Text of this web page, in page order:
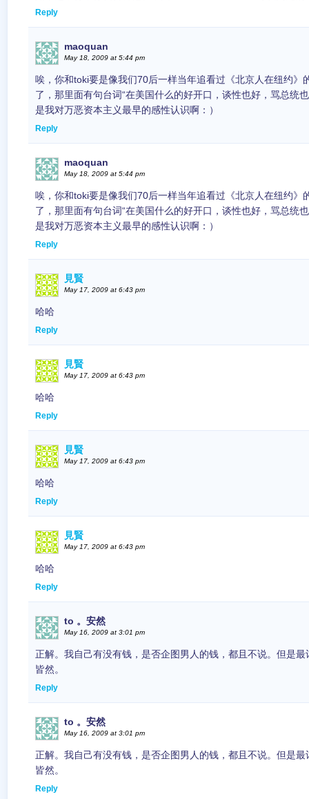
Reply
maoquan
May 18, 2009 at 5:44 pm
唉，你和toki要是像我们70后一样当年追看过《北京人在纽约》
了，那里面有句台词“在美国什么的好开口，谈性也好，骂总统
是我对万恶资本主义最早的感性认识啊：）
Reply
maoquan
May 18, 2009 at 5:44 pm
唉，你和toki要是像我们70后一样当年追看过《北京人在纽约》
了，那里面有句台词“在美国什么的好开口，谈性也好，骂总统
是我对万恶资本主义最早的感性认识啊：）
Reply
見賢
May 17, 2009 at 6:43 pm
哈哈
Reply
見賢
May 17, 2009 at 6:43 pm
哈哈
Reply
見賢
May 17, 2009 at 6:43 pm
哈哈
Reply
見賢
May 17, 2009 at 6:43 pm
哈哈
Reply
to 。安然
May 16, 2009 at 3:01 pm
正解。我自己有没有钱，是否企图男人的钱，都且不说。但是
皆然。
Reply
to 。安然
May 16, 2009 at 3:01 pm
正解。我自己有没有钱，是否企图男人的钱，都且不说。但是
皆然。
Reply